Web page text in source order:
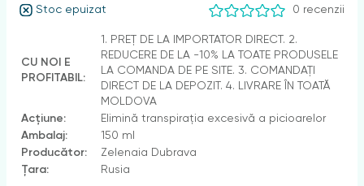
Stoc epuizat 0 recenzii
CU NOI E
PROFITABIL:
1. PREȚ DE LA IMPORTATOR DIRECT. 2.
REDUCERE DE LA -10% LA TOATE PRODUSELE
LA COMANDA DE PE SITE. 3. COMANDAȚI
DIRECT DE LA DEPOZIT. 4. LIVRARE ÎN TOATĂ
MOLDOVA
Acțiune:
Elimină transpirația excesivă a picioarelor
Ambalaj:
150 ml
Producător:
Zelenaia Dubrava
Țara:
Rusia